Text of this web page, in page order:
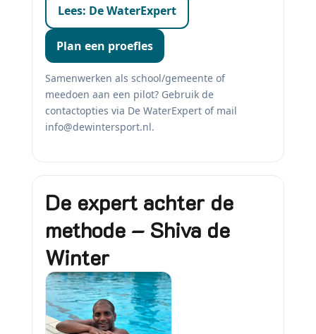
Lees: De WaterExpert
Plan een proefles
Samenwerken als school/gemeente of
meedoen aan een pilot? Gebruik de
contactopties via De WaterExpert of mail
info@dewintersport.nl.
De expert achter de
methode – Shiva de
Winter